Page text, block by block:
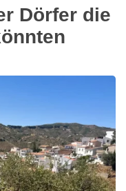
Dörfer die